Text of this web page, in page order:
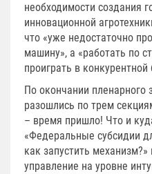
необходимости создания
инновационной
что «уже недостаточно
машину», а «работать по
проиграть в конкурентной
По окончании пленарного
разошлись по трем
– время пришло! Что и
«Федеральные субсидии
как запустить
управление на уровне